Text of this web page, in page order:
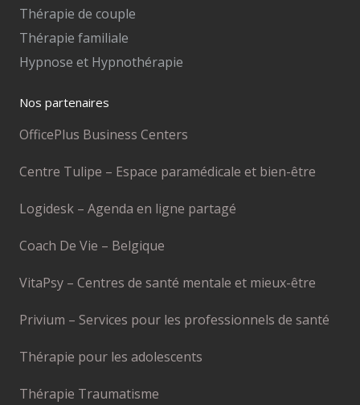
Thérapie de couple
Thérapie familiale
Hypnose et Hypnothérapie
Nos partenaires
OfficePlus Business Centers
Centre Tulipe – Espace paramédicale et bien-être
Logidesk – Agenda en ligne partagé
Coach De Vie – Belgique
VitaPsy – Centres de santé mentale et mieux-être
Privium – Services pour les professionnels de santé
Thérapie pour les adolescents
Thérapie Traumatisme